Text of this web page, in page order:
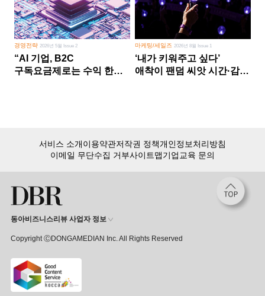
경영전략 2026년 5월 Issue 2
“AI 기업, B2C
구독요금제로는 수익 한계
마케팅/세일즈 2026년 8월 Issue 1
‘내가 키워주고 싶다’
애착이 팬덤 씨앗 시간·감정
15,000여 건의 DBR 콘텐츠를
서비스 소개이용약관저작권 정책개인정보처리방침
이메일 무단수집 거부사이트맵기업교육 문의
동아비즈니스리뷰 사업자 정보
Copyright ⒸDONGAMEDIAN Inc. All Rights Reserved